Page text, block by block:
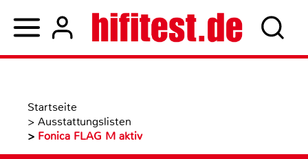
Startseite
> Ausstattungslisten
> Fonica FLAG M aktiv